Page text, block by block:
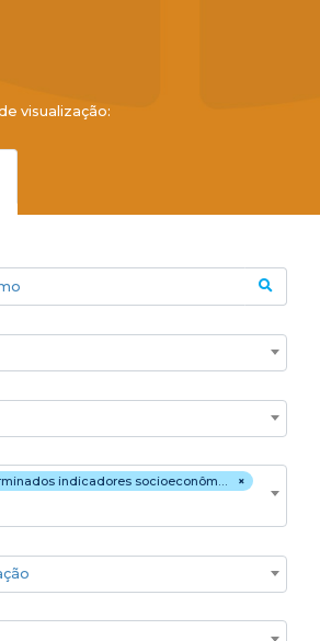
visualização:
×
indicadores socioeconômicos